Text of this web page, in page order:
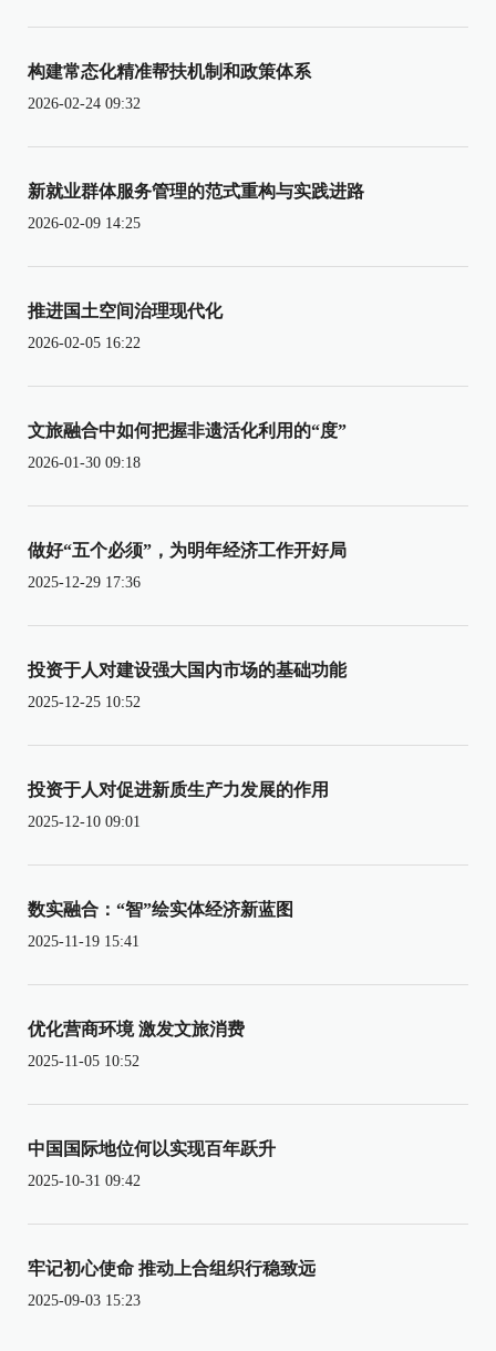
构建常态化精准帮扶机制和政策体系
2026-02-24 09:32
新就业群体服务管理的范式重构与实践进路
2026-02-09 14:25
推进国土空间治理现代化
2026-02-05 16:22
文旅融合中如何把握非遗活化利用的“度”
2026-01-30 09:18
做好“五个必须”，为明年经济工作开好局
2025-12-29 17:36
投资于人对建设强大国内市场的基础功能
2025-12-25 10:52
投资于人对促进新质生产力发展的作用
2025-12-10 09:01
数实融合：“智”绘实体经济新蓝图
2025-11-19 15:41
优化营商环境 激发文旅消费
2025-11-05 10:52
中国国际地位何以实现百年跃升
2025-10-31 09:42
牢记初心使命 推动上合组织行稳致远
2025-09-03 15:23